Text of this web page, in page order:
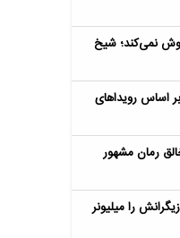
را فراموش نمی‌کند؛ شیخ
اساس رویداهای
رمان مشهور
را میلیونر